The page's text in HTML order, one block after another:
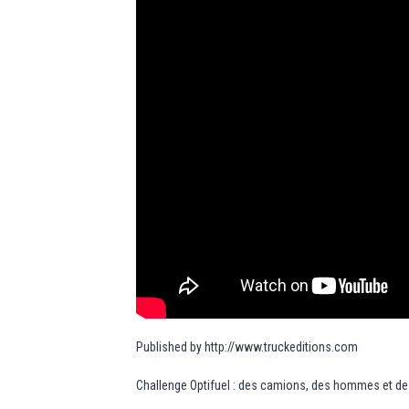
Published by http://www.truckeditions.com
Challenge Optifuel : des camions, des hommes et